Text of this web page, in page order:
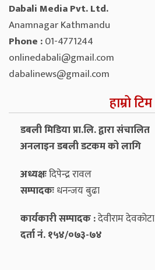
Dabali Media Pvt. Ltd.
Anamnagar Kathmandu
Phone :01-4771244
onlinedabali@gmail.com
dabalinews@gmail.com
हाम्रो टिम
डबली मिडिया प्रा.लि. द्वारा संचालित
अनलाइन डबली डटकम को लागि
अध्यक्षःदिपेन्द्र रावल
सम्पादकःधनन्‍जय बुढा
कार्यकारी सम्पादक :देवीराम देवकोटा
दर्ता नं. १५४/०७३-७४